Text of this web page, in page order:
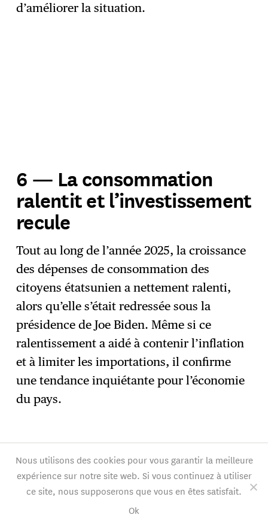
d’améliorer la situation.
6 — La consommation
ralentit et l’investissement
recule
Tout au long de l’année 2025, la croissance
des dépenses de consommation des
citoyens étatsunien a nettement ralenti,
alors qu’elle s’était redressée sous la
présidence de Joe Biden. Même si ce
ralentissement a aidé à contenir l’inflation
et à limiter les importations, il confirme
une tendance inquiétante pour l’économie
du pays.
Nous utilisons des cookies pour vous garantir la meilleure
expérience sur notre site web. Si vous continuez à utiliser
ce site, nous supposerons que vous en êtes satisfait.
Ok